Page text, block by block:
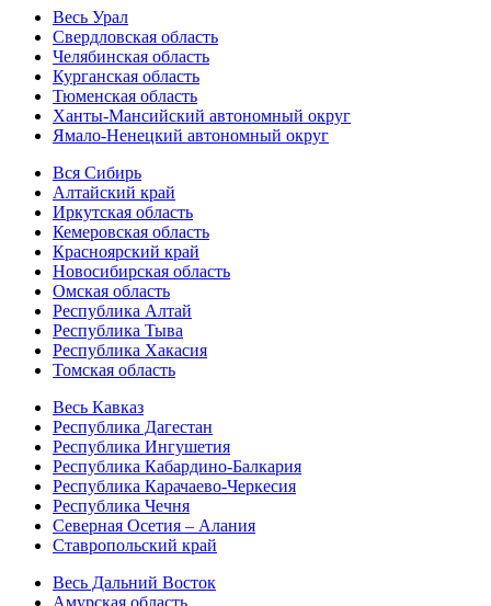
Весь Урал
Свердловская область
Челябинская область
Курганская область
Тюменская область
Ханты-Мансийский автономный округ
Ямало-Ненецкий автономный округ
Вся Сибирь
Алтайский край
Иркутская область
Кемеровская область
Красноярский край
Новосибирская область
Омская область
Республика Алтай
Республика Тыва
Республика Хакасия
Томская область
Весь Кавказ
Республика Дагестан
Республика Ингушетия
Республика Кабардино-Балкария
Республика Карачаево-Черкесия
Республика Чечня
Северная Осетия – Алания
Ставропольский край
Весь Дальний Восток
Амурская область